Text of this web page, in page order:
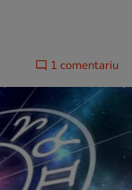
1 comentariu